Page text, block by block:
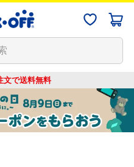
文で送料無料